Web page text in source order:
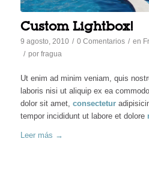
Custom Lightbox!
9 agosto, 2010 / 0 Comentarios / en
/ por fragua
Ut enim ad minim veniam, quis
laboris nisi ut aliquip ex ea
dolor sit amet, consectetur
tempor incididunt ut labore et dolore
Leer más →